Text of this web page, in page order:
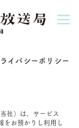
イバシーポリシー
社）は、サービス
をお預かりし利用し